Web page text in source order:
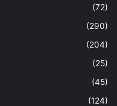
(72)
(290)
(204)
(25)
(45)
(124)